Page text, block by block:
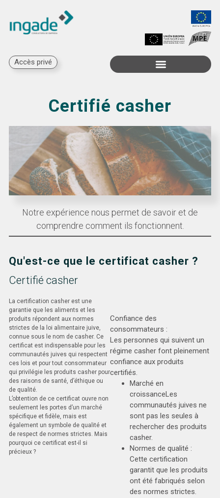
Accès privé
Certifié casher
Notre expérience nous permet de savoir et de
comprendre comment ils fonctionnent.
Qu'est-ce que le certificat casher ?
Certifié casher
La certification casher est une
garantie que les aliments et les
produits répondent aux normes
strictes de la loi alimentaire juive,
connue sous le nom de casher. Ce
certificat est indispensable pour les
communautés juives qui respectent
ces lois et pour tout consommateur
qui privilégie les produits casher pour
des raisons de santé, d’éthique ou
de qualité.
L’obtention de ce certificat ouvre non
seulement les portes d’un marché
spécifique et fidèle, mais est
également un symbole de qualité et
de respect de normes strictes. Mais
pourquoi ce certificat est-il si
précieux ?
Confiance des
consommateurs :
Les personnes qui suivent un
régime casher font pleinement
confiance aux produits
certifiés.
Marché en
croissanceLes
communautés juives ne
sont pas les seules à
rechercher des produits
casher.
Normes de qualité :
Cette certification
garantit que les produits
ont été fabriqués selon
des normes strictes.